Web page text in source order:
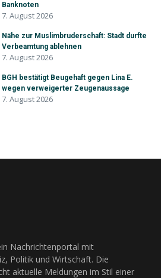
Banknoten
7. August 2026
Nähe zur Muslimbruderschaft: Stadt durfte
Verbeamtung ablehnen
7. August 2026
BGH bestätigt Beugehaft gegen Lina E.
wegen verweigerter Zeugenaussage
7. August 2026
Nachrichtenportal mit
Politik und Wirtschaft. Die
aktuelle Meldungen im Stil einer